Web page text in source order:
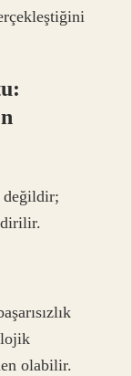
değildir;
olabilir.